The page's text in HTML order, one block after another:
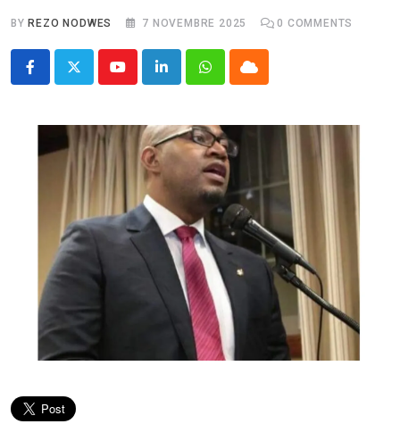
BY REZO NODWES 7 NOVEMBRE 2025 0 COMMENTS
YoutubeLinkedInWhatsappCloud